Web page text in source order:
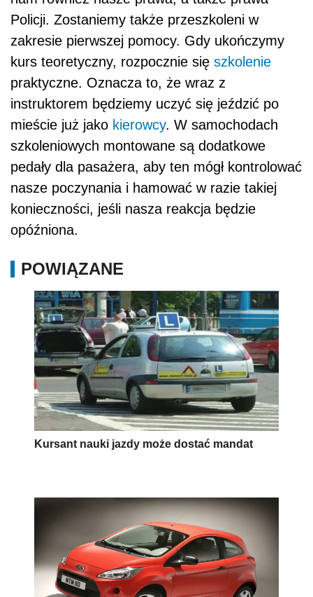
Policji. Zostaniemy także przeszkoleni w
zakresie pierwszej pomocy. Gdy ukończymy
kurs teoretyczny, rozpocznie się szkolenie
praktyczne. Oznacza to, że wraz z
instruktorem będziemy uczyć się jeździć po
mieście już jako kierowcy. W samochodach
szkoleniowych montowane są dodatkowe
pedały dla pasażera, aby ten mógł kontrolować
nasze poczynania i hamować w razie takiej
konieczności, jeśli nasza reakcja będzie
opóźniona.
POWIĄZANE
Kursant nauki jazdy może dostać mandat